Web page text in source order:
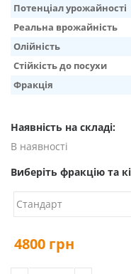
Потенціал урожайності
Реальна врожайність
Олійність
Стійкість до посухи
Фракція
Наявність на складі:
В наявності
Виберіть фракцію та
4800 грн